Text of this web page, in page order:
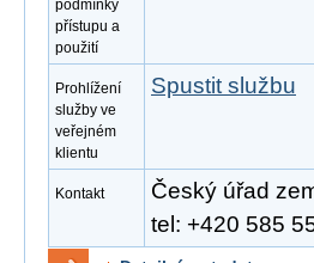
podmínky
přístupu a
použití
Prohlížení
služby ve
veřejném
klientu
Spustit službu
Kontakt
Český úřad
tel: +420 585